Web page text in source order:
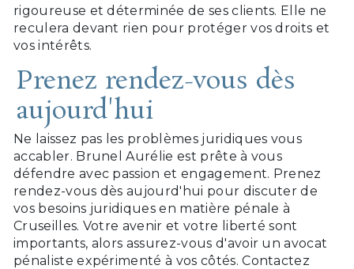
rigoureuse et déterminée de ses clients. Elle ne
reculera devant rien pour protéger vos droits et
vos intérêts.
Prenez rendez-vous dès
aujourd'hui
Ne laissez pas les problèmes juridiques vous
accabler. Brunel Aurélie est prête à vous
défendre avec passion et engagement. Prenez
rendez-vous dès aujourd'hui pour discuter de
vos besoins juridiques en matière pénale à
Cruseilles. Votre avenir et votre liberté sont
importants, alors assurez-vous d'avoir un avocat
pénaliste expérimenté à vos côtés. Contactez